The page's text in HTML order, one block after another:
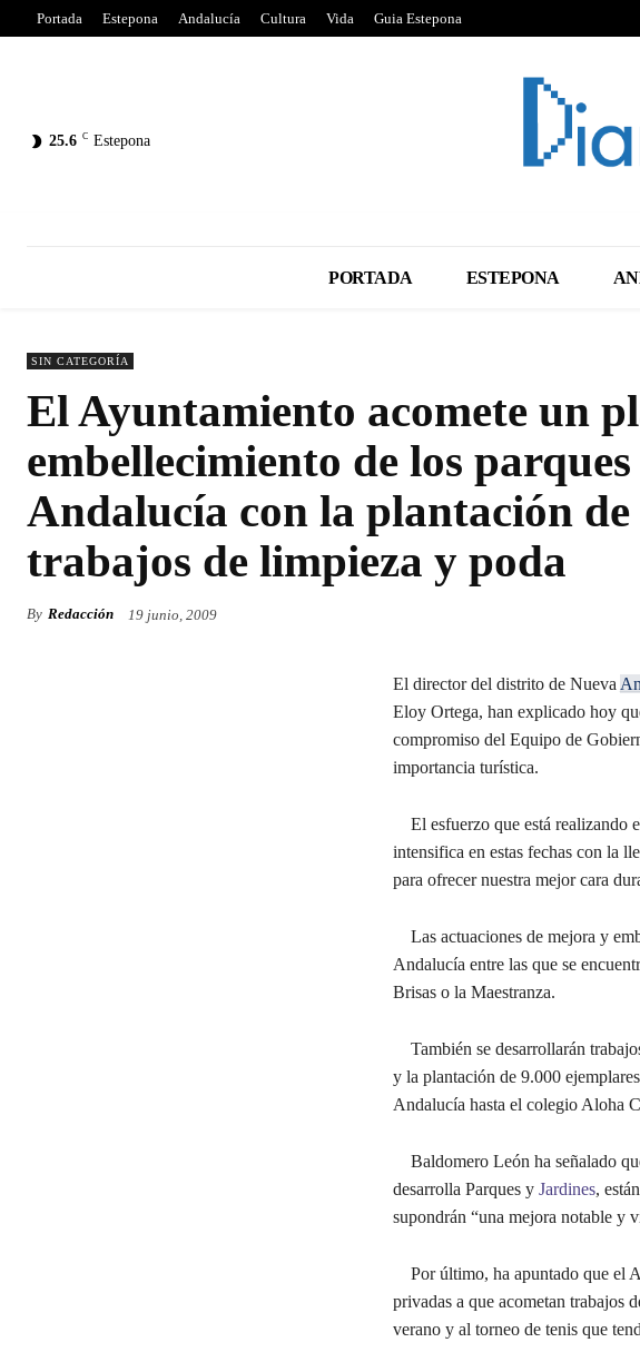
Portada Estepona Andalucía Cultura Vida Guia Estepona
25.6 C Estepona
PORTADA ESTEPONA
SIN CATEGORÍA
El Ayuntamiento acomete un
embellecimiento de los
Andalucía con la plantación de
trabajos de limpieza y poda
By Redacción 19 junio, 2009
El director del distrito de Nueva
Eloy Ortega, han explicado hoy
compromiso del Equipo de
importancia turística.
El esfuerzo que está realizando
intensifica en estas fechas con la
para ofrecer nuestra mejor cara
Las actuaciones de mejora y
Andalucía entre las que se
Brisas o la Maestranza.
También se desarrollarán
y la plantación de 9.000
Andalucía hasta el colegio Aloha
Baldomero León ha señalado
desarrolla Parques yJardines,
supondrán “una mejora notable y
Por último, ha apuntado que el
privadas a que acometan trabajos
verano y al torneo de tenis que